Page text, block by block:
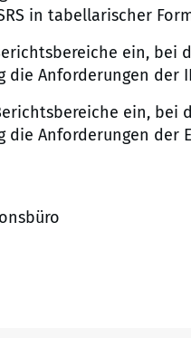
in tabellarischer
ein, bei
Anforderungen der
ein, bei
Anforderungen der